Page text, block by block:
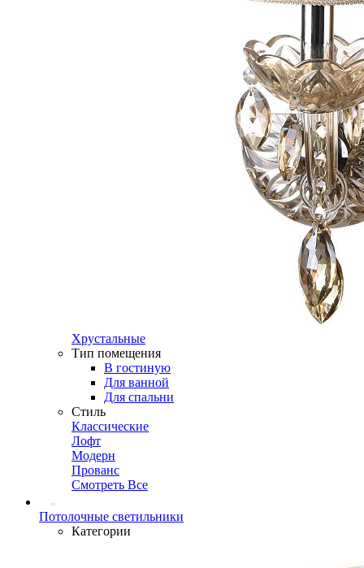
Хрустальные
Тип помещения
В гостиную
Для ванной
Для спальни
Стиль
Классические
Лофт
Модерн
Прованс
Смотреть Все
Потолочные светильники
Категории